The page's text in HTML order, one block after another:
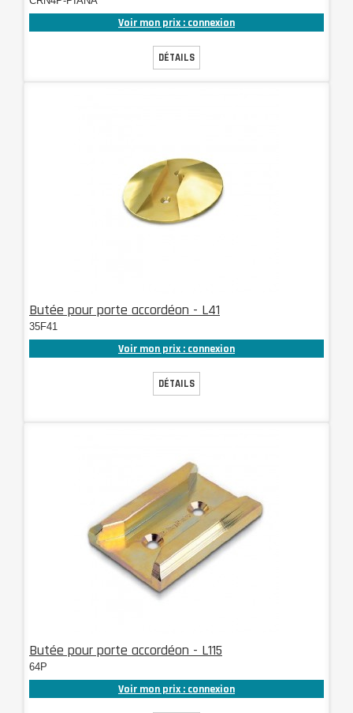
Voir mon prix : connexion
DÉTAILS
Butée pour porte accordéon - L41
35F41
Voir mon prix : connexion
DÉTAILS
Butée pour porte accordéon - L115
64P
Voir mon prix : connexion